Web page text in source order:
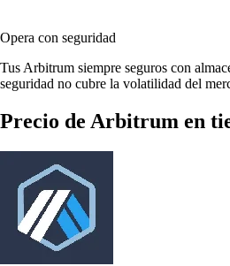
Opera con seguridad
Tus Arbitrum siempre seguros con
seguridad no cubre la volatilidad del
Precio de Arbitrum en